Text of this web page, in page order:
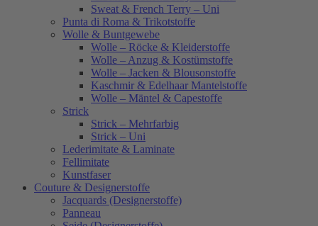
Sweat & French Terry – Uni
Punta di Roma & Trikotstoffe
Wolle & Buntgewebe
Wolle – Röcke & Kleiderstoffe
Wolle – Anzug & Kostümstoffe
Wolle – Jacken & Blousonstoffe
Kaschmir & Edelhaar Mantelstoffe
Wolle – Mäntel & Capestoffe
Strick
Strick – Mehrfarbig
Strick – Uni
Lederimitate & Laminate
Fellimitate
Kunstfaser
Couture & Designerstoffe
Jacquards (Designerstoffe)
Panneau